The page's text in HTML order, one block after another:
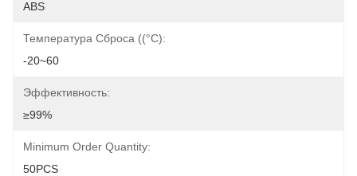
ABS
Температура Сброса ((°C):
-20~60
Эффективность:
≥99%
Minimum Order Quantity:
50PCS